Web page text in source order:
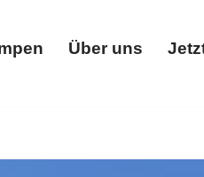
Über uns
anschauen. Ihre Adresse